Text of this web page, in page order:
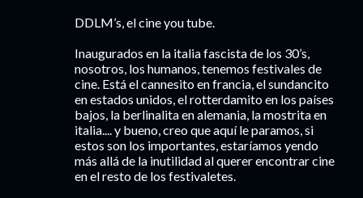
DDLM’s, el cine you tube.
Inaugurados en la italia fascista de los 30’s,
nosotros, los humanos, tenemos festivales de
cine. Está el cannesito en francia, el sundancito
en estados unidos, el rotterdamito en los países
bajos, la berlinalita en alemania, la mostrita en
italia.... y bueno, creo que aquí le paramos, si
estos son los importantes, estaríamos yendo
más allá de la inutilidad al querer encontrar cine
en el resto de los festivaletes.